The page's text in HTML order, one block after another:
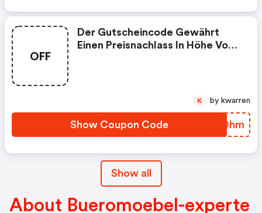
OFF
Der Gutscheincode Gewährt
Einen Preisnachlass In Höhe Von
Show Coupon Code NLADhm
K by kwarren
Show all
About Bueromoebel-experte